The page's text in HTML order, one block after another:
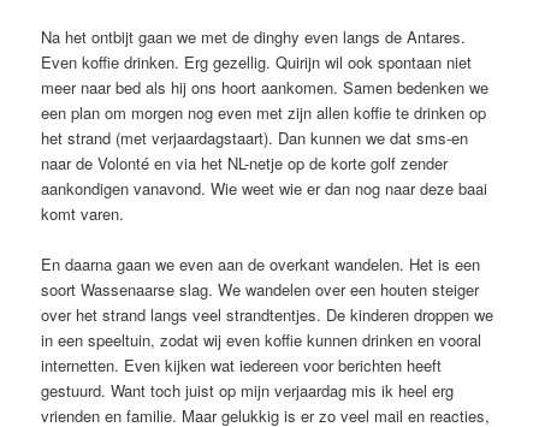
Na het ontbijt gaan we met de dinghy even langs de Antares.
Even koffie drinken. Erg gezellig. Quirijn wil ook spontaan niet
meer naar bed als hij ons hoort aankomen. Samen bedenken we
een plan om morgen nog even met zijn allen koffie te drinken op
het strand (met verjaardagstaart). Dan kunnen we dat sms-en
naar de Volonté en via het NL-netje op de korte golf zender
aankondigen vanavond. Wie weet wie er dan nog naar deze baai
komt varen.
En daarna gaan we even aan de overkant wandelen. Het is een
soort Wassenaarse slag. We wandelen over een houten steiger
over het strand langs veel strandtentjes. De kinderen droppen we
in een speeltuin, zodat wij even koffie kunnen drinken en vooral
internetten. Even kijken wat iedereen voor berichten heeft
gestuurd. Want toch juist op mijn verjaardag mis ik heel erg
vrienden en familie. Maar gelukkig is er zo veel mail en reacties,